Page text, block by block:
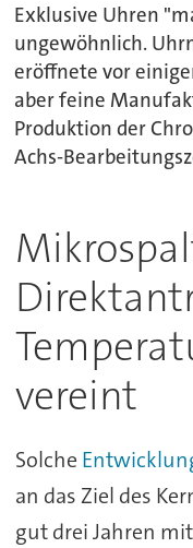
Exklusive Uhren
ungewöhnlich.
eröffnete vor
aber feine
Produktion der
Achs-
vereint
Solche
an das Ziel des
gut drei Jahren